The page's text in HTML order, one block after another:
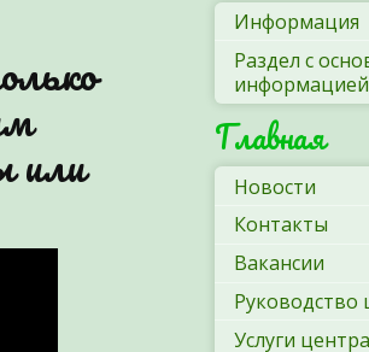
или
Информация
Раздел с
информацией
Главная
Новости
Контакты
Вакансии
Руководство
Услуги центра